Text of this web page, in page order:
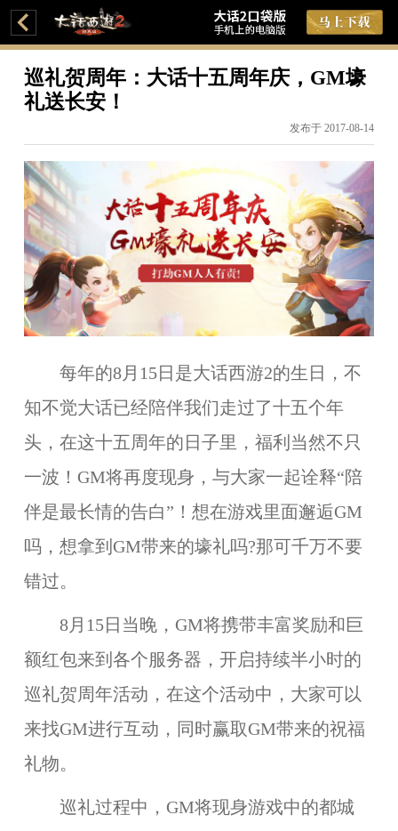
巡礼贺周年：大话十五周年庆，GM壕
礼送长安！
发布于 2017-08-14
每年的8月15日是大话西游2的生日，不
知不觉大话已经陪伴我们走过了十五个年
头，在这十五周年的日子里，福利当然不只
一波！GM将再度现身，与大家一起诠释“陪
伴是最长情的告白”！想在游戏里面邂逅GM
吗，想拿到GM带来的壕礼吗?那可千万不要
错过。
8月15日当晚，GM将携带丰富奖励和巨
额红包来到各个服务器，开启持续半小时的
巡礼贺周年活动，在这个活动中，大家可以
来找GM进行互动，同时赢取GM带来的祝福
礼物。
巡礼过程中，GM将现身游戏中的都城